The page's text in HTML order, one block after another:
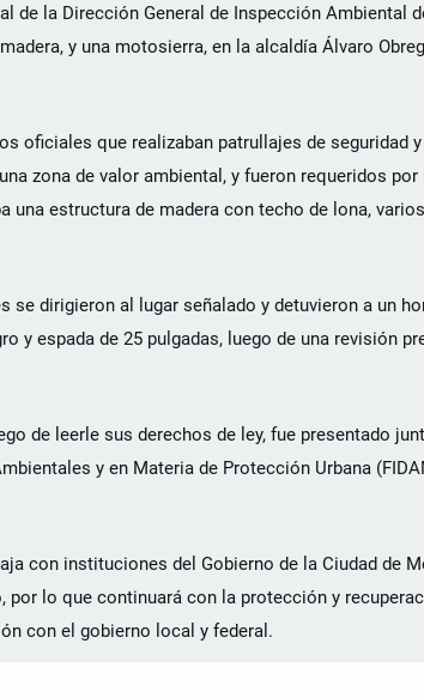
de la Dirección General de Inspección Ambiental
y una motosierra, en la alcaldía Álvaro
oficiales que realizaban patrullajes de seguridad
zona de valor ambiental, y fueron requeridos
una estructura de madera con techo de lona,
dirigieron al lugar señalado y detuvieron a un
y espada de 25 pulgadas, luego de una revisión
de leerle sus derechos de ley, fue presentado
y en Materia de Protección Urbana
con instituciones del Gobierno de la Ciudad de
por lo que continuará con la protección y
con el gobierno local y federal.